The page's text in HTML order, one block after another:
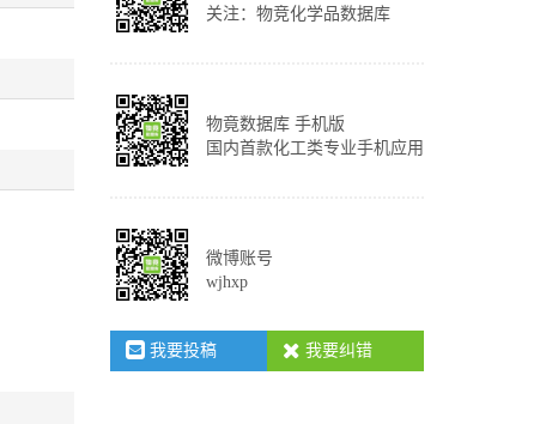
关注：物竞化学品数据库
物竟数据库 手机版
国内首款化工类专业手机应用
微博账号
wjhxp
我要投稿 我要纠错